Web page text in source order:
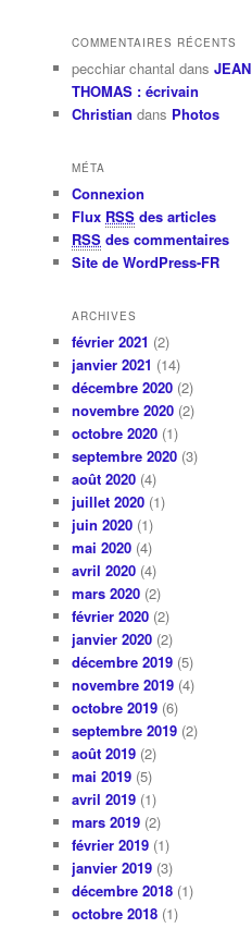
COMMENTAIRES RÉCENTS
pecchiar chantal dans JEAN
THOMAS : écrivain
Christian dans Photos
MÉTA
Connexion
Flux RSS des articles
RSS des commentaires
Site de WordPress-FR
ARCHIVES
février 2021 (2)
janvier 2021 (14)
décembre 2020 (2)
novembre 2020 (2)
octobre 2020 (1)
septembre 2020 (3)
août 2020 (4)
juillet 2020 (1)
juin 2020 (1)
mai 2020 (4)
avril 2020 (4)
mars 2020 (2)
février 2020 (2)
janvier 2020 (2)
décembre 2019 (5)
novembre 2019 (4)
octobre 2019 (6)
septembre 2019 (2)
août 2019 (2)
mai 2019 (5)
avril 2019 (1)
mars 2019 (2)
février 2019 (1)
janvier 2019 (3)
décembre 2018 (1)
octobre 2018 (1)